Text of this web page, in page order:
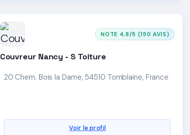
NOTE 4,8/5 (150 AVIS)
Couvreur Nancy - S Toiture
20 Chem. Bois la Dame, 54510 Tomblaine, France
Voir le profil